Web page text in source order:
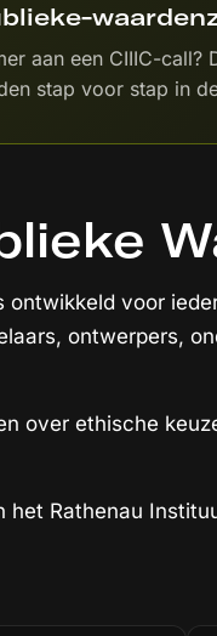
aan een CIIIC-call?
stap voor stap in
ontwikkeld voor
ontwerpers,
over ethische
het Rathenau